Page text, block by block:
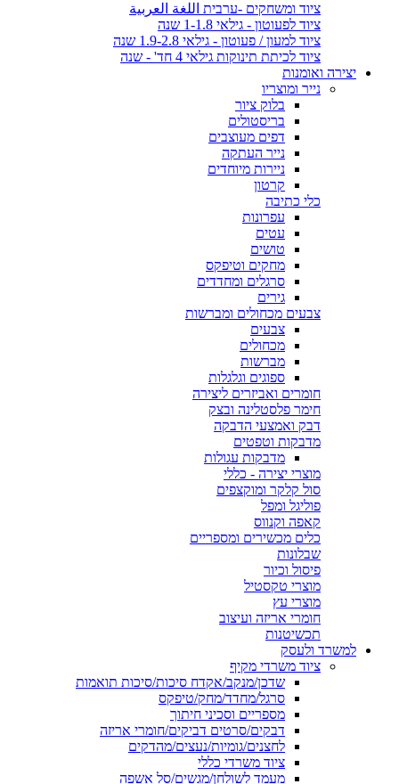
ציוד ומשחקים -ערבית اللغة العربية
ציוד לפעוטון - גילאי 1-1.8 שנה
ציוד למעון / פעוטון - גילאי 1.9-2.8 שנה
ציוד לכיתת תינוקות גילאי 4 חד' - שנה
יצירה ואומנות
נייר ומוצריו
בלוק ציור
בריסטולים
דפים מעוצבים
נייר העתקה
ניירות מיוחדים
קרטון
כלי כתיבה
עפרונות
עטים
טושים
מחקים וטיפקס
סרגלים ומחדדים
גירים
צבעים מכחולים ומברשות
צבעים
מכחולים
מברשות
ספוגים וגלגלות
חומרים ואביזרים ליצירה
חימר פלסטלינה ובצק
דבק ואמצעי הדבקה
מדבקות וטפטים
מדבקות עגולות
מוצרי יצירה - כללי
סול קלקר ומוקצפים
פוליגל ומפל
קאפה וקנווס
כלים מכשירים ומספריים
שבלונות
פיסול וכיור
מוצרי טקסטיל
מוצרי עץ
חומרי אריזה ועיצוב
תכשיטנות
למשרד ולעסק
ציוד משרדי מקיף
שדכן/מנקב/אקדח סיכות/סיכות תואמות
סרגל/מחדד/מחק/טיפקס
מספריים וסכיני חיתוך
דבקים/סרטים דביקים/חומרי אריזה
לחצנים/גומיות/נעצים/מהדקים
ציוד משרדי כללי
מעמד לשולחן/מגשים/סל אשפה